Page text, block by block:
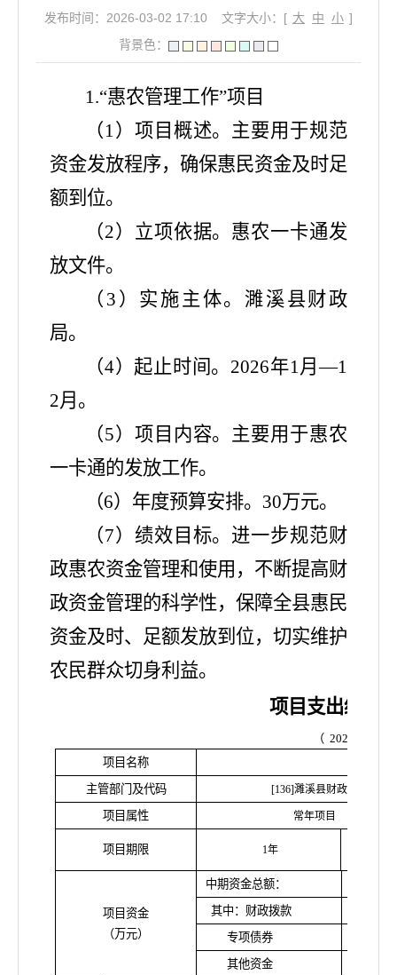
发布时间：2026-03-02 17:10
文字大小：[ 大 中 小 ]
背景色：
1.“惠农管理工作”项目
（ 1）项目概述。主要用于规范
资金发放程序，确保惠民资金及时足
额到位。
（2）立项依据。惠农一卡通发
放文件。
（ 3）实施主体。濉溪县财政
局。
（4）起止时间。2026年1月—1
2月。
（5）项目内容。主要用于惠农
一卡通的发放工作。
（6）年度预算安排。30万元。
（7）绩效目标。进一步规范财
政惠农资金管理和使用，不断提高财
政资金管理的科学性，保障全县惠民
资金及时、足额发放到位，切实维护
农民群众切身利益。
项目支出绩效
（ 2026
项目名称
主管部门及代码 [136]濉溪县财政局
项目属性 常年项目
项目期限 1年
项目资金
（万元）
中期资金总额：
其中：财政拨款
专项债券
其他资金